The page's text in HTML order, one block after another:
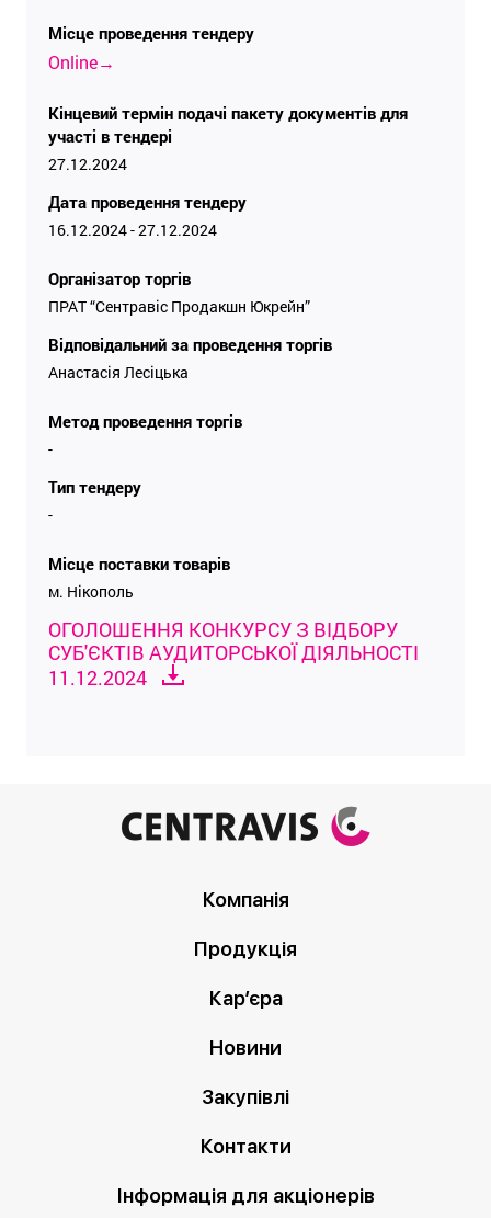
Місце проведення тендеру
Online→
Кінцевий термін подачі пакету документів для
участі в тендері
27.12.2024
Дата проведення тендеру
16.12.2024 - 27.12.2024
Організатор торгів
ПРАТ “Сентравіс Продакшн Юкрейн”
Відповідальний за проведення торгів
Анастасія Лесіцька
Метод проведення торгів
-
Тип тендеру
-
Місце поставки товарів
м. Нікополь
ОГОЛОШЕННЯ КОНКУРСУ З ВІДБОРУ
СУБ'ЄКТІВ АУДИТОРСЬКОЇ ДІЯЛЬНОСТІ
11.12.2024
Компанія
Продукція
Кар’єра
Новини
Закупівлі
Контакти
Інформація для акціонерів